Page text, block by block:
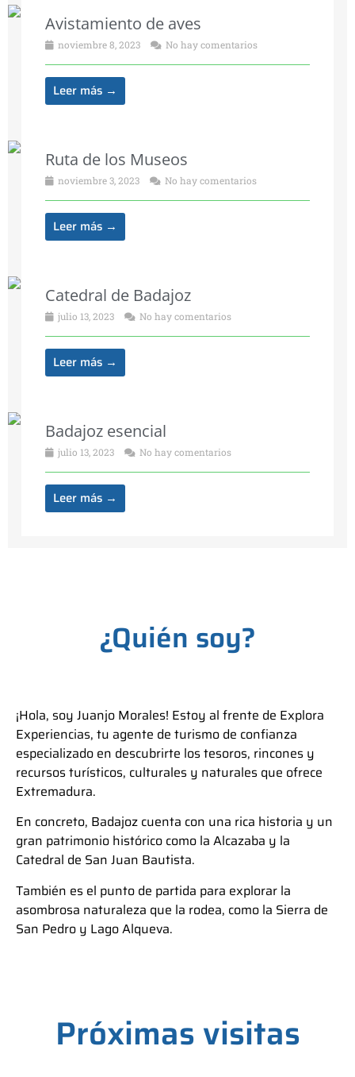
Avistamiento de aves
noviembre 8, 2023 No hay comentarios
Leer más →
Ruta de los Museos
noviembre 3, 2023 No hay comentarios
Leer más →
Catedral de Badajoz
julio 13, 2023 No hay comentarios
Leer más →
Badajoz esencial
julio 13, 2023 No hay comentarios
Leer más →
¿Quién soy?
¡Hola, soy Juanjo Morales! Estoy al frente de Explora
Experiencias, tu agente de turismo de confianza
especializado en descubrirte los tesoros, rincones y
recursos turísticos, culturales y naturales que ofrece
Extremadura.
En concreto, Badajoz cuenta con una rica historia y un
gran patrimonio histórico como la Alcazaba y la
Catedral de San Juan Bautista.
También es el punto de partida para explorar la
asombrosa naturaleza que la rodea, como la Sierra de
San Pedro y Lago Alqueva.
Próximas visitas